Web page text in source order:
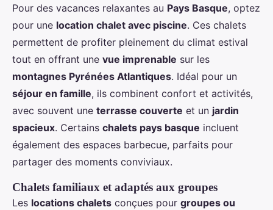
Pour des vacances relaxantes au Pays Basque, optez
pour une location chalet avec piscine. Ces chalets
permettent de profiter pleinement du climat estival
tout en offrant une vue imprenable sur les
montagnes Pyrénées Atlantiques. Idéal pour un
séjour en famille, ils combinent confort et activités,
avec souvent une terrasse couverte et un jardin
spacieux. Certains chalets pays basque incluent
également des espaces barbecue, parfaits pour
partager des moments conviviaux.
Chalets familiaux et adaptés aux groupes
Les locations chalets conçues pour groupes ou